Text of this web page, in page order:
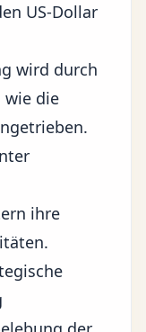
US-Dollar
wird durch
wie die
ihre